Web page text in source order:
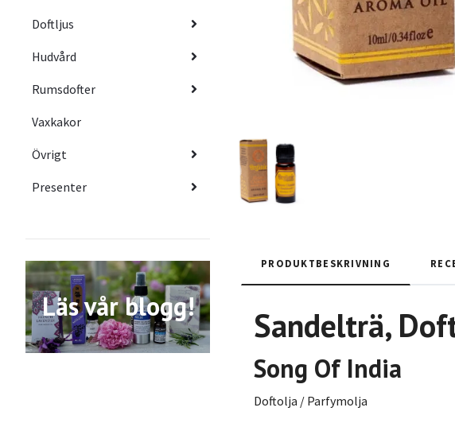
Doftljus
Hudvård
Rumsdofter
Vaxkakor
Övrigt
Presenter
Läs vår blogg!
PRODUKTBESKRIVNING
Sandelträ,
Song Of India
Doftolja / Parfymolja